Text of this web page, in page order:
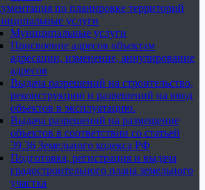
по планировке территорий
услуги
Муниципальные услуги
Присвоение адресов объектам
адресации, изменение, аннулирование
адресов
Выдача разрешений на строительство,
реконструкцию и разрешений на ввод
объектов в эксплуатацию.
Выдача разрешений на размещение
объектов в соответствии со статьей
39.36 Земельного кодекса РФ
Подготовка, регистрация и выдача
градостроительного плана земельного
участка